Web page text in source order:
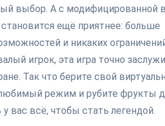
выбор. А с модифицированной
ещё приятнее: больше
и никаких
игрок, эта игра точно
Так что берите свой
режим и рубите фрукты
вас всё, чтобы стать легендой.